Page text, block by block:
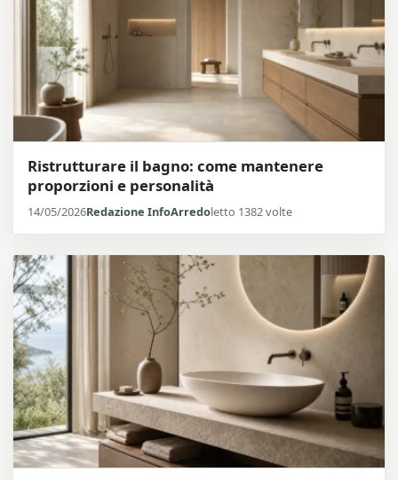
Ristrutturare il bagno: come mantenere
proporzioni e personalità
14/05/2026Redazione InfoArredoletto 1382 volte